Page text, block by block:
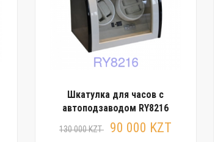
Шкатулка для часов с
автоподзаводом RY8216
130 000 KZT 90 000 KZT